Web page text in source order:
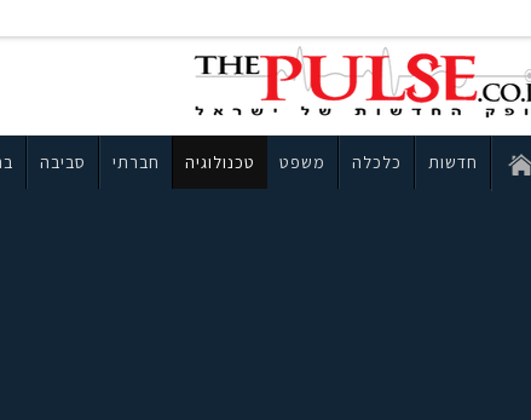
חדשות כלכלה משפט טכנולוגיה חברתי סביבה